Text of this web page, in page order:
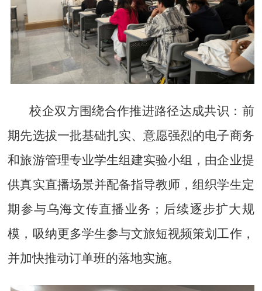
校企双方围绕合作推进路径达成共识：前
期先选拔一批基础扎实、意愿强烈的电子商务
和旅游管理专业学生组建实验小组，由企业提
供真实直播场景并配备指导教师，组织学生定
期参与乌海文传直播业务；后续逐步扩大规
模，吸纳更多学生参与文旅短视频策划工作，
并加快推动订单班的落地实施。